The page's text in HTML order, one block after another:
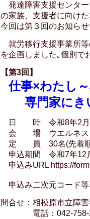
発達障害支援センター
の家族、支援者に向け
今回は第３回のお知らせ
就労移行支援事業所等
を企画しました｡個別で
【第3回】
仕事×わたし
専門家にき
日 時 令和8年2月13
会 場 ウエルネス
定 員 30名(先着
申込期間 令和7年12
申込みURL https://
申込み二次元コード等
問合せ：相模原市立障
電話：042-758-